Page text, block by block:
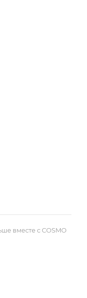
вместе с COSMO